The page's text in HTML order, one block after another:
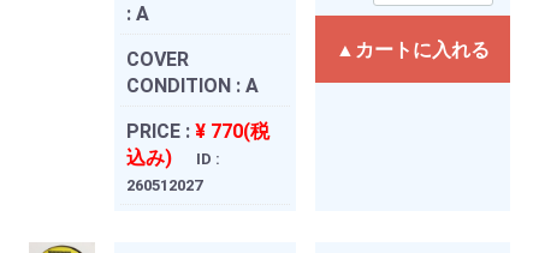
: A
COVER
CONDITION : A
PRICE : ¥ 770(税
込み)
ID :
260512027
▲カートに入れる